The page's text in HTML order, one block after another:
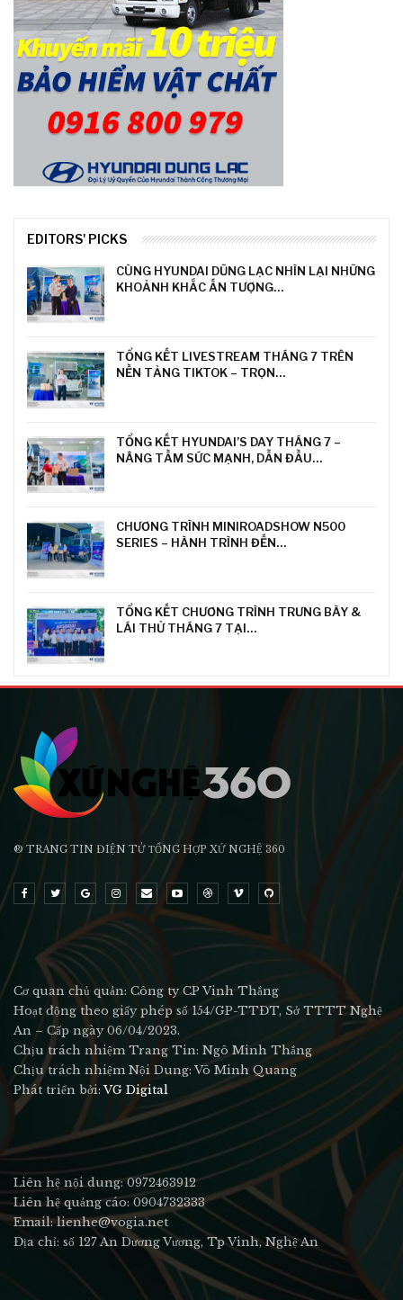
EDITORS' PICKS
CÙNG HYUNDAI DŨNG LẠC NHÌN LẠI NHỮNG
KHOẢNH KHẮC ẤN TƯỢNG…
TỔNG KẾT LIVESTREAM THÁNG 7 TRÊN
NỀN TẢNG TIKTOK – TRỌN…
TỔNG KẾT HYUNDAI’S DAY THÁNG 7 –
NÂNG TẦM SỨC MẠNH, DẪN ĐẦU…
CHƯƠNG TRÌNH MINIROADSHOW N500
SERIES – HÀNH TRÌNH ĐẾN…
TỔNG KẾT CHƯƠNG TRÌNH TRƯNG BÀY &
LÁI THỬ THÁNG 7 TẠI…
® TRANG TIN ĐIỆN TỬ ТỔNG HỢP XỨ NGHỆ 360
Cơ quan chủ quản: Công ty CP Vinh Thắng
Hoạt động theo giấy phép số 154/GP-TTĐT, Sở TTTT Nghệ
An – Cấp ngày 06/04/2023.
Chịu trách nhiệm Trang Tin: Ngô Minh Thắng
Chịu trách nhiệm Nội Dung: Võ Minh Quang
Phát triển bởi:VG Digital
Liên hệ nội dung: 0972463912
Liên hệ quảng cáo: 0904732333
Email: lienhe@vogia.net
Địa chỉ: số 127 An Dương Vương, Tp Vinh, Nghệ An